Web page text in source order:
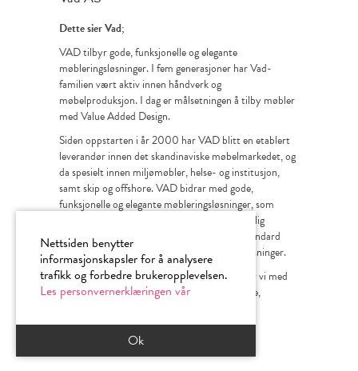
Dette sier Vad;
VAD tilbyr gode, funksjonelle og elegante
møbleringsløsninger. I fem generasjoner har Vad-
familien vært aktiv innen håndverk og
møbelproduksjon. I dag er målsetningen å tilby møbler
med Value Added Design.
Siden oppstarten i år 2000 har VAD blitt en etablert
leverandør innen det skandinaviske møbelmarkedet, og
da spesielt innen miljømøbler, helse- og institusjon,
samt skip og offshore. VAD bidrar med gode,
funksjonelle og elegante møbleringsløsninger, som
omfatter forskjellige sitteløsninger med naturlig
tilhørende produkter. I tillegg til å tilby en standard
kolleksjon, lager bedriften spesialtilpassede løsninger.
Med base i Stordal på Sunnmøre samarbeider vi med
flere uavhengige designer for å hente frem nye,
Nettsiden benytter
informasjonskapsler for å analysere
trafikk og forbedre brukeropplevelsen.
Les personvernerklæringen vår
Ok